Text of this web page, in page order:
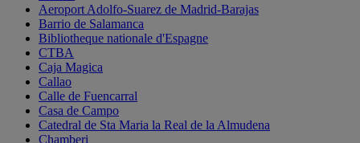
Aeroport Adolfo-Suarez de Madrid-Barajas
Barrio de Salamanca
Bibliotheque nationale d'Espagne
CTBA
Caja Magica
Callao
Calle de Fuencarral
Casa de Campo
Catedral de Sta Maria la Real de la Almudena
Chamberi